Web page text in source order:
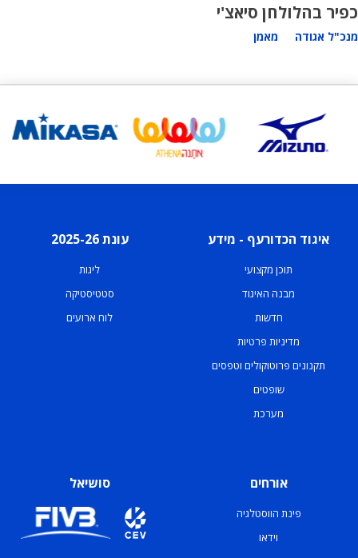
כפיר בהלול
מנכ"ל אגודה
חן סיאצ'י
מאמן
איגוד הכדורעף - מידע
תוכן מקצועי
מבנה האיגוד
חדשות
מדיניות פרטיות
תקנונים פרוטוקולים וטפסים
שופטים
מערכת
עונת 2025-26
ליגות
סטטיסטיקה
לוח ארועים
אורחים
פינת הווסטלגיה
וידאו
סושיאל